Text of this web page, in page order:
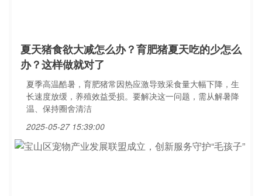
夏天猪食欲大减怎么办？育肥猪夏天吃的少怎么
办？这样做就对了
夏季高温酷暑，育肥猪常因热应激导致采食量大幅下降，生
长速度放缓，养殖效益受损。要解决这一问题，需从解暑降
温、保持圈舍清洁
2025-05-27 15:39:00